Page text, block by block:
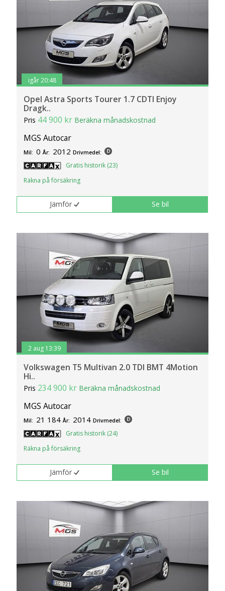
igår 20:48
Opel Astra Sports Tourer 1.7 CDTI Enjoy
Dragk..
Pris 44 900 kr Beräkna månadskostnad
MGS Autocar
Mil: 0 År: 2012 Drivmedel:
Gratis historik (23)
Räkna på försäkring
Jämför Se bil
2 aug 13:39
Volkswagen T5 Multivan 2.0 TDI BMT 4Motion
Hi..
Pris 234 900 kr Beräkna månadskostnad
MGS Autocar
Mil: 21 184 År: 2014 Drivmedel:
Gratis historik (24)
Räkna på försäkring
Jämför Se bil